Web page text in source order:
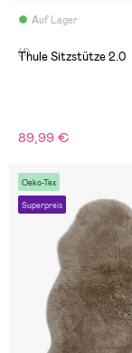
Auf Lager
(1)
Thule Sitzstütze 2.0
89,99 €
Oeko-Tex
Superpreis